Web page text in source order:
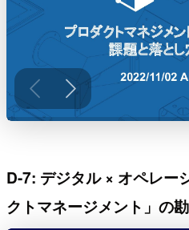
D-7: デジタル × オペレー
クトマネージメント」の